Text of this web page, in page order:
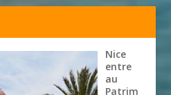
Nice
entre
au
Patrim